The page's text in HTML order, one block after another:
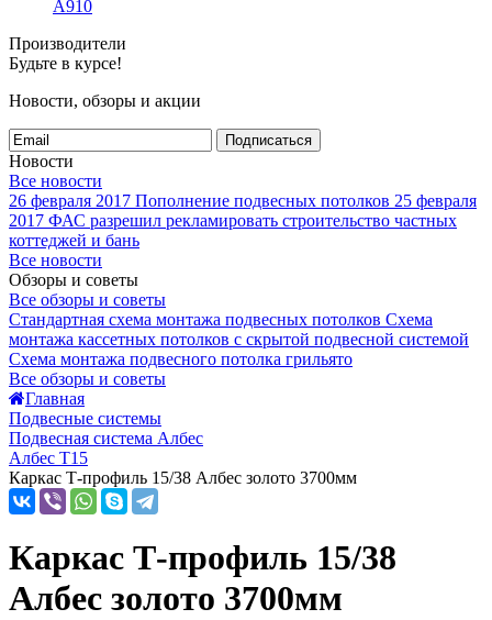
A910
Производители
Будьте в курсе!
Новости, обзоры и акции
Подписаться
Новости
Все новости
26 февраля 2017 Пополнение подвесных потолков 25 февраля
2017 ФАС разрешил рекламировать строительство частных
коттеджей и бань
Все новости
Обзоры и советы
Все обзоры и советы
Стандартная схема монтажа подвесных потолков Схема
монтажа кассетных потолков с скрытой подвесной системой
Схема монтажа подвесного потолка грильято
Все обзоры и советы
Главная
Подвесные системы
Подвесная система Албес
Албес T15
Каркас Т-профиль 15/38 Албес золото 3700мм
Каркас Т-профиль 15/38
Албес золото 3700мм